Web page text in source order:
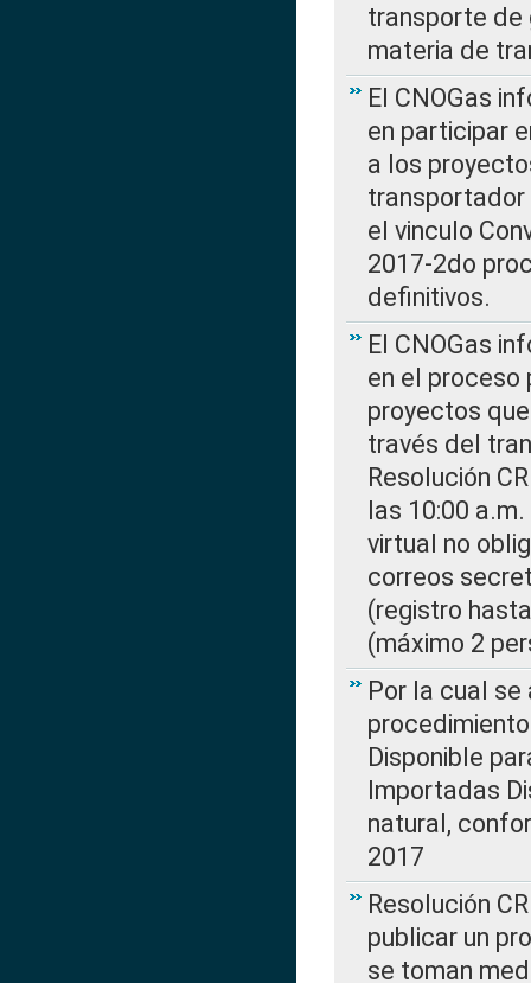
transporte de
materia de
El CNOGas
en participar
a los
transportador
el vinculo
2017-2do
definitivos.
El CNOGas
en el proceso
proyectos
través del
Resolución
las 10:00
virtual no
correos
(registro
(máximo 2
Por la cual
Disponible
Importadas
natural,
2017
Resolución
publicar un
se toman